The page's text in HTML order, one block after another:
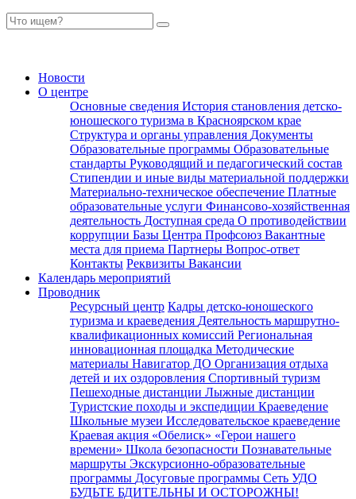
Новости
О центре
Основные сведения История становления детско-
юношеского туризма в Красноярском крае
Структура и органы управления Документы
Образовательные программы Образовательные
стандарты Руководящий и педагогический состав
Стипендии и иные виды материальной поддержки
Материально-техническое обеспечение Платные
образовательные услуги Финансово-хозяйственная
деятельность Доступная среда О противодействии
коррупции Базы Центра Профсоюз Вакантные
места для приема Партнеры Вопрос-ответ
Контакты Реквизиты Вакансии
Календарь мероприятий
Проводник
Ресурсный центр Кадры детско-юношеского
туризма и краеведения Деятельность маршрутно-
квалификационных комиссий Региональная
инновационная площадка Методические
материалы Навигатор ДО Организация отдыха
детей и их оздоровления Спортивный туризм
Пешеходные дистанции Лыжные дистанции
Туристские походы и экспедиции Краеведение
Школьные музеи Исследовательское краеведение
Краевая акция «Обелиск» «Герои нашего
времени» Школа безопасности Познавательные
маршруты Экскурсионно-образовательные
программы Досуговые программы Сеть УДО
БУДЬТЕ БДИТЕЛЬНЫ И ОСТОРОЖНЫ!